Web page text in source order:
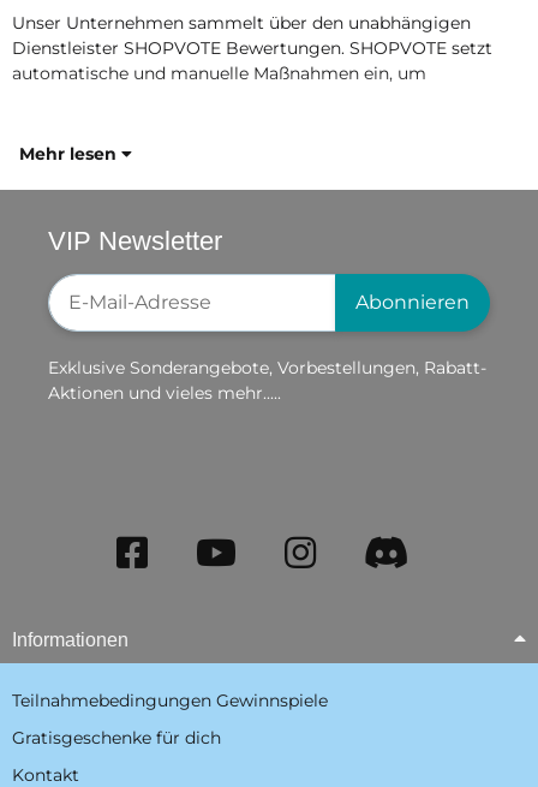
Unser Unternehmen sammelt über den unabhängigen
Dienstleister SHOPVOTE Bewertungen. SHOPVOTE setzt
automatische und manuelle Maßnahmen ein, um
Mehr lesen
VIP Newsletter
Newsletter-Registrierung
Abonnieren
Exklusive Sonderangebote, Vorbestellungen, Rabatt-
Aktionen und vieles mehr.....
Informationen
Teilnahmebedingungen Gewinnspiele
Gratisgeschenke für dich
Kontakt